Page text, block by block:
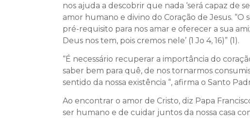
nos ajuda a descobrir que nada ‘será capaz de
amor humano e divino do Coração de Jesus.
pré-requisito para nos amar e oferecer a sua
Deus nos tem, pois cremos nele’ (1 Jo 4, 16)” (1).
“É necessário recuperar a importância do
saber bem para quê, de nos tornarmos
sentido da nossa existência “, afirma o Santo
Ao encontrar o amor de Cristo, diz Papa
ser humano e de cuidar juntos da nossa casa